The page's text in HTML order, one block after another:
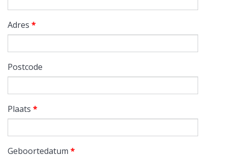
Adres *
Postcode
Plaats *
Geboortedatum *